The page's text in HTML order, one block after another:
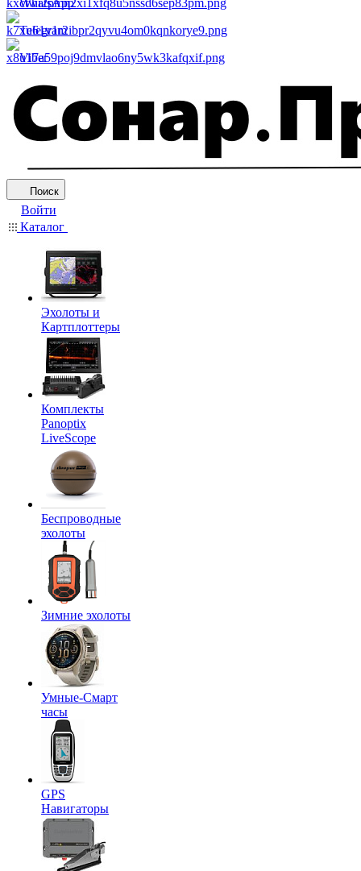
WhatsApp
Telegram
Viber
Поиск
Войти
Каталог
Эхолоты и
Картплоттеры
Комплекты
Panoptix
LiveScope
Беспроводные
эхолоты
Зимние эхолоты
Умные-Смарт
часы
GPS
Навигаторы